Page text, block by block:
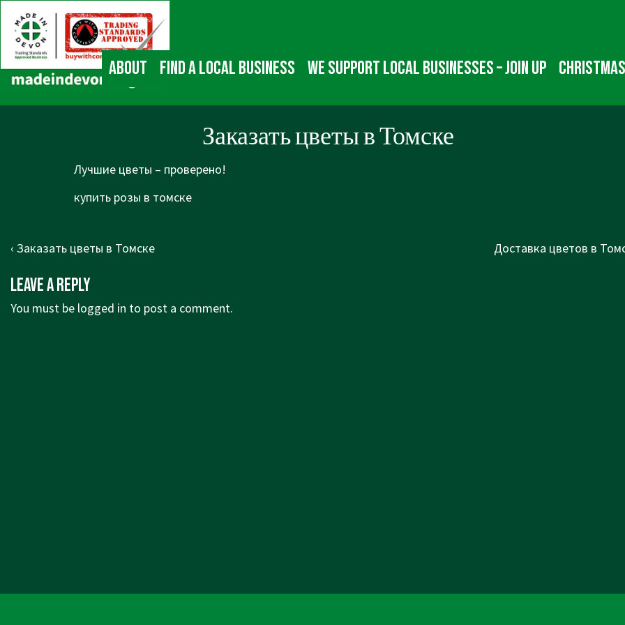
Skip
Main
Content
Main
Navigation
About Find a local business We Support Local Businesses – Join up
Заказать цветы в Томске
Лучшие цветы – проверено!
купить розы в томске
Post
Previous
is
‹ Заказать цветы в Томске
Next
Доставка цветов в
Leave a Reply
You must be logged in to post a comment.